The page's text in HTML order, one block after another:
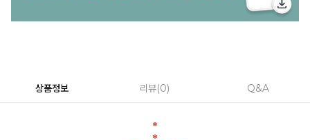
상품정보 리뷰 0 Q&A
*